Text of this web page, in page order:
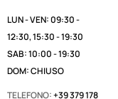
LUN - VEN: 09:30 -
12:30, 15:30 - 19:30
SAB: 10:00 - 19:30
DOM: CHIUSO
TELEFONO:+39 379 178